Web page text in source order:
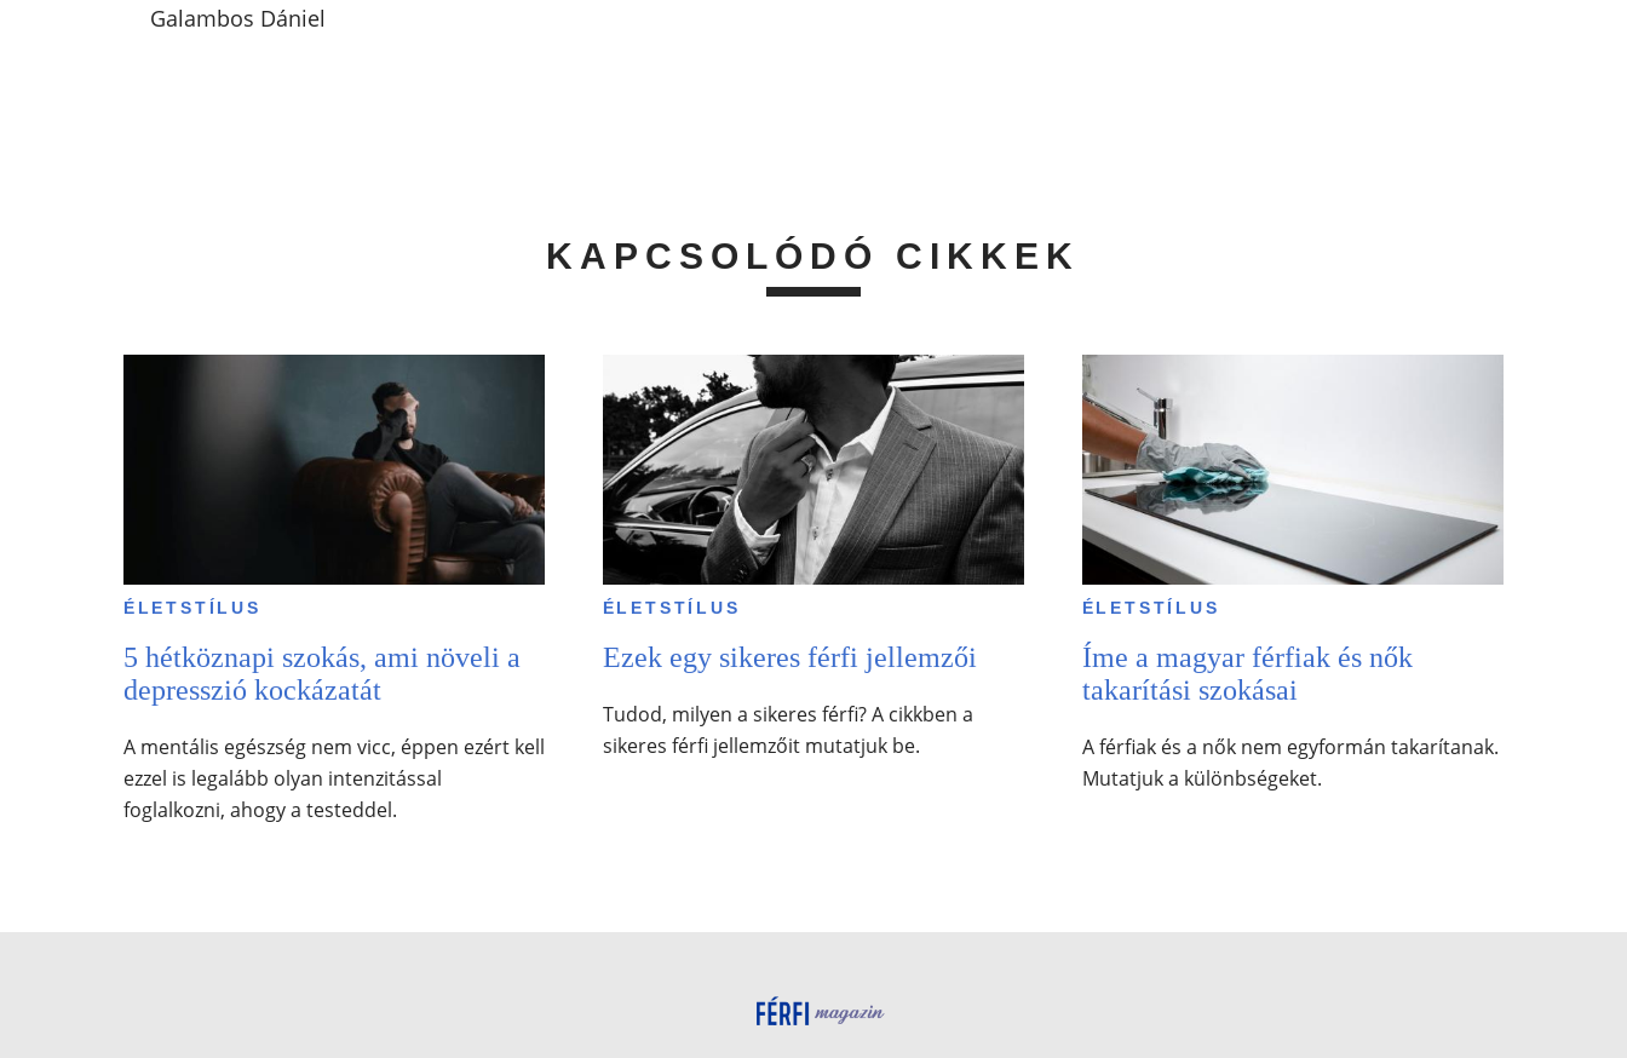
Galambos Dániel
KAPCSOLÓDÓ CIKKEK
ÉLETSTÍLUS
5 hétköznapi szokás, ami növeli a
depresszió kockázatát
A mentális egészség nem vicc, éppen ezért kell
ezzel is legalább olyan intenzitással
foglalkozni, ahogy a testeddel.
ÉLETSTÍLUS
Ezek egy sikeres férfi jellemzői
Tudod, milyen a sikeres férfi? A cikkben a
sikeres férfi jellemzőit mutatjuk be.
ÉLETSTÍLUS
Íme a magyar férfiak és nők
takarítási szokásai
A férfiak és a nők nem egyformán takarítanak.
Mutatjuk a különbségeket.